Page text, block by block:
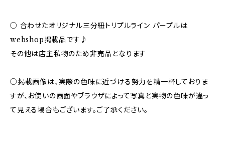
○ 合わせたオリジナル三分紐トリプルライン パープルは
webshop掲載品です♪
その他は店主私物のため非売品となります
○掲載画像は、実際の色味に近づける努力を精一杯しておりま
すが、お使いの画面やブラウザによって写真と実物の色味が違っ
て見える場合もございます。ご了承ください。